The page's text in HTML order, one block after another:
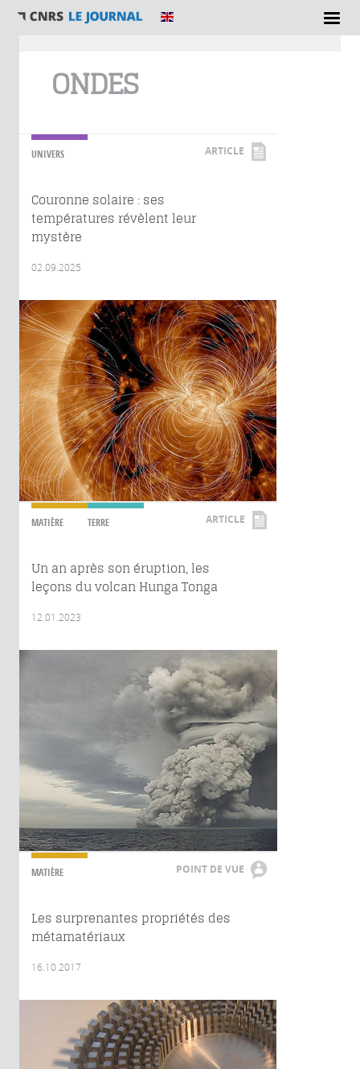
ONDES
UNIVERS ARTICLE
Couronne solaire : ses
températures révèlent leur
mystère
02.09.2025
MATIÈRE TERRE ARTICLE
Un an après son éruption, les
leçons du volcan Hunga Tonga
12.01.2023
MATIÈRE POINT DE VUE
Les surprenantes propriétés des
métamatériaux
16.10.2017